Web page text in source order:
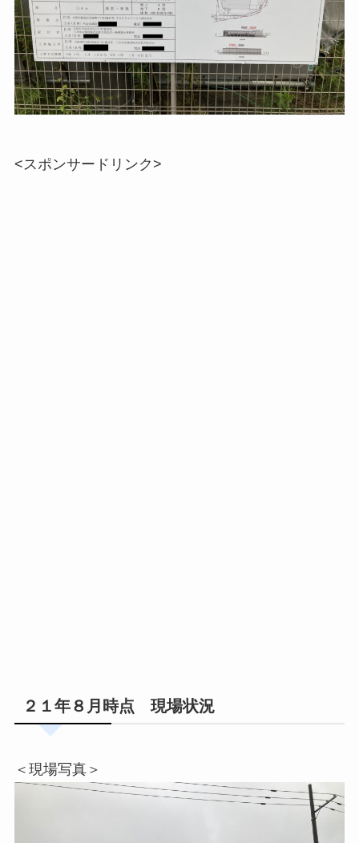
<スポンサードリンク>
２１年８月時点 現場状況
＜現場写真＞